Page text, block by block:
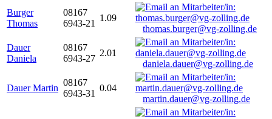
Burger
Thomas
08167
6943-21
1.09
thomas.burger@vg-zolling.de
Dauer
Daniela
08167
6943-27
2.01
daniela.dauer@vg-zolling.de
Dauer Martin
08167
6943-31
0.04
martin.dauer@vg-zolling.de